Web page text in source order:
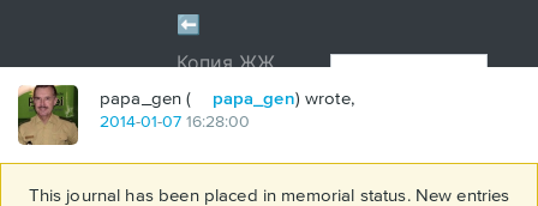
papa_gen ( papa_gen) wrote,
2014-01-07 16:28:00
This journal has been placed in memorial status. New entries